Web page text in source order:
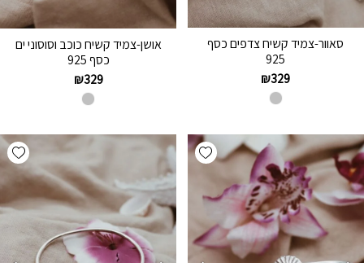
סאוור-צמיד קשיח צדפים כסף
925
₪329
אושן-צמיד קשיח כוכב וסוסוני ים
כסף 925
₪329
Add wishlist